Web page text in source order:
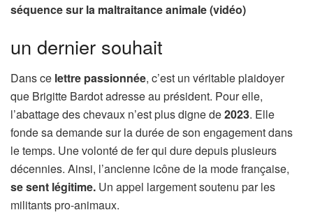
séquence sur la maltraitance animale (vidéo)
un dernier souhait
Dans ce lettre passionnée, c’est un véritable plaidoyer
que Brigitte Bardot adresse au président. Pour elle,
l’abattage des chevaux n’est plus digne de2023. Elle
fonde sa demande sur la durée de son engagement dans
le temps. Une volonté de fer qui dure depuis plusieurs
décennies. Ainsi, l’ancienne icône de la mode française,
se sent légitime. Un appel largement soutenu par les
militants pro-animaux.